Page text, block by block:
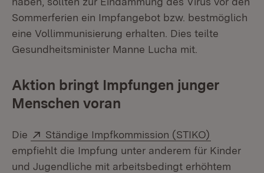
Sommerferien ein Impfangebot bzw. bestmöglich
eine Vollimmunisierung erhalten. Dies teilte
Gesundheitsminister Manne Lucha mit.
Aktion bringt Impfungen junger
Menschen voran
Die Extern:
Ständige Impfkommission (STIKO)
empfiehlt die Impfung unter anderem für Kinder
und Jugendliche mit arbeitsbedingt erhöhtem